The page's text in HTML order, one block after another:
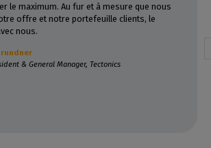
le maximum. Au fur et à mesure que nous
offre et notre portefeuille clients, le
nous.
& General Manager, Tectonics